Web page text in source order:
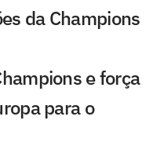
da Champions
e força
para o